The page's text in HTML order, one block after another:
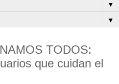
▼
▼
TODOS:
que cuidan el